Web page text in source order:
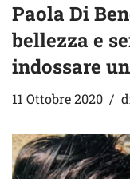
Paola Di
bellezza e
indossare
11 Ottobre 2020